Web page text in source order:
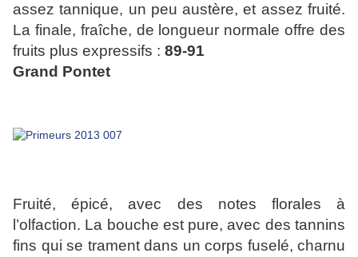
assez tannique, un peu austère, et assez fruité.
La finale, fraîche, de longueur normale offre des
fruits plus expressifs : 89-91
Grand Pontet
Fruité, épicé, avec des notes florales à
l’olfaction. La bouche est pure, avec des tannins
fins qui se trament dans un corps fuselé, charnu